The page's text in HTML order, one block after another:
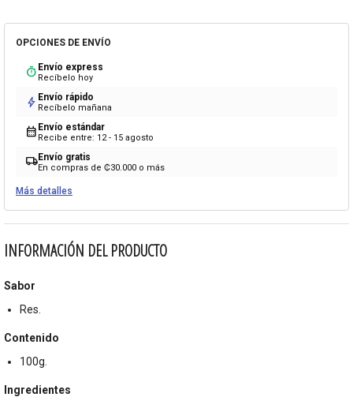
OPCIONES DE ENVÍO
timer Envío express
Recíbelo hoy
bolt Envío rápido
Recíbelo mañana
calendar_month Envío estándar
Recibe entre: 12 - 15 agosto
local_shippingEnvío gratis
En compras de ₡30.000 o más
Más detalles
INFORMACIÓN DEL PRODUCTO
Sabor
Res.
Contenido
100g.
Ingredientes